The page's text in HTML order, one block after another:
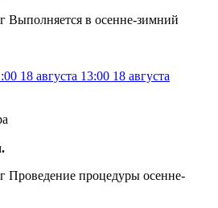
в осенне-зимний
18 августа 13:00 18 августа
Проведение процедуры осенне-